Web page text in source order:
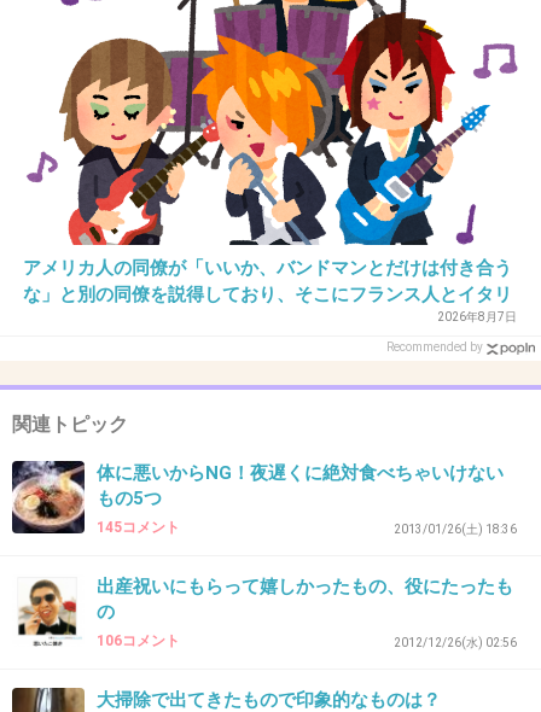
+5
2012/11/23(金) 13:27:08
おでん！
+4
32. 匿名 2012/11/23(金) 15:18:44
+4 -0
33. 匿名2012/11/23(金) 15:23:09
冬と言えばチョコレート！新商品もたくさん出てて、つい
+2 -0
34. 匿名 2012/11/23(金) 15:35:55
た患者が手足も動かず 京大
アメリカ人の同僚が「いいか、バンドマンとだけは付き合う
な」と別の同僚を説得しており、そこにフランス人とイタリ
2026年8月7日
Recommended by
関連トピック
体に悪いからNG！夜遅くに絶対食べちゃいけない
もの5つ
145コメント 2013/01/26(土) 18:36
出産祝いにもらって嬉しかったもの、役にたったも
の
106コメント 2012/12/26(水) 02:56
大掃除で出てきたもので印象的なものは？